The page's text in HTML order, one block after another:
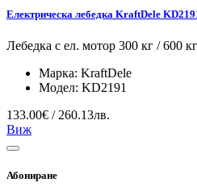
Електрическа лебедка KraftDele
Лебедка с ел. мотор 300 кг / 600
Марка: KraftDele
Модел: KD2191
133.00€ / 260.13лв.
Виж
Абониране